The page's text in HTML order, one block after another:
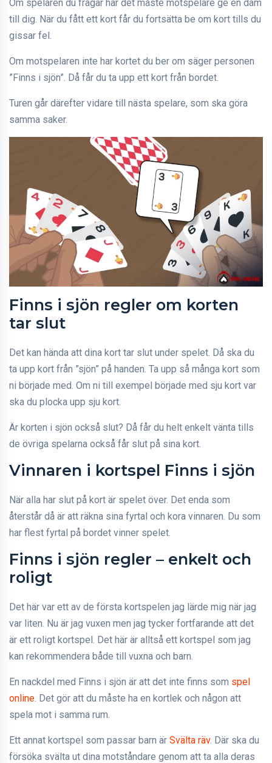
Om spelaren du frågar har det måste motspelare ge en dam
till dig. När du fått ett kort får du fortsätta be om kort tills du
gissar fel.
Om motspelaren inte har kortet du ber om säger personen
”Finns i sjön”. Då får du ta upp ett kort från bordet.
Turen går därefter vidare till nästa spelare, som ska göra
samma saker.
Finns i sjön regler om korten
tar slut
Det kan hända att dina kort tar slut under spelet. Då ska du
ta upp kort från ”sjön” på handen. Ta upp så många kort som
ni började med. Om ni till exempel började med sju kort var
ska du plocka upp sju kort.
Är korten i sjön också slut? Då får du helt enkelt vänta tills
de övriga spelarna också får slut på sina kort.
Vinnaren i kortspel Finns i sjön
När alla har slut på kort är spelet över. Det enda som
återstår då är att räkna sina fyrtal och kora vinnaren. Du som
har flest fyrtal på bordet vinner spelet.
Finns i sjön regler – enkelt och
roligt
Det här var ett av de första kortspelen jag lärde mig när jag
var liten. Nu är jag vuxen men jag tycker fortfarande att det
är ett roligt kortspel. Det här är alltså ett kortspel som jag
kan rekommendera både till vuxna och barn.
En nackdel med Finns i sjön är att det inte finns som spel
online . Det gör att du måste ha en kortlek och någon att
spela mot i samma rum.
Ett annat kortspel som passar barn är Svälta räv. Där ska du
försöka svälta ut dina motståndare genom att ta alla deras